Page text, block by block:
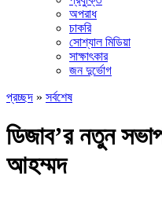
অপরাধ
চাকরি
সোশ্যাল মিডিয়া
সাক্ষাৎকার
জন দুর্ভোগ
প্রচ্ছদ » সর্বশেষ
ডিজাব’র নতুন
আহম্মদ